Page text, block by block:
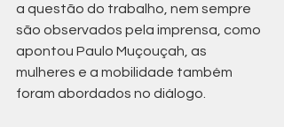
a questão do trabalho, nem sempre
são observados pela imprensa, como
apontou Paulo Muçouçah, as
mulheres e a mobilidade também
foram abordados no diálogo.